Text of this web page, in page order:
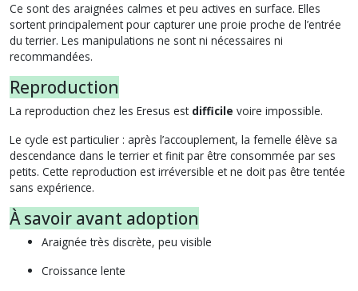
Ce sont des araignées calmes et peu actives en surface. Elles
sortent principalement pour capturer une proie proche de l’entrée
du terrier. Les manipulations ne sont ni nécessaires ni
recommandées.
Reproduction
La reproduction chez les Eresus est difficile voire impossible.
Le cycle est particulier : après l’accouplement, la femelle élève sa
descendance dans le terrier et finit par être consommée par ses
petits. Cette reproduction est irréversible et ne doit pas être tentée
sans expérience.
À savoir avant adoption
Araignée très discrète, peu visible
Croissance lente